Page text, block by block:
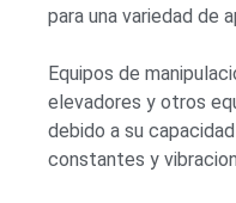
para una variedad de
Equipos de
elevadores y otros
debido a su
constantes y